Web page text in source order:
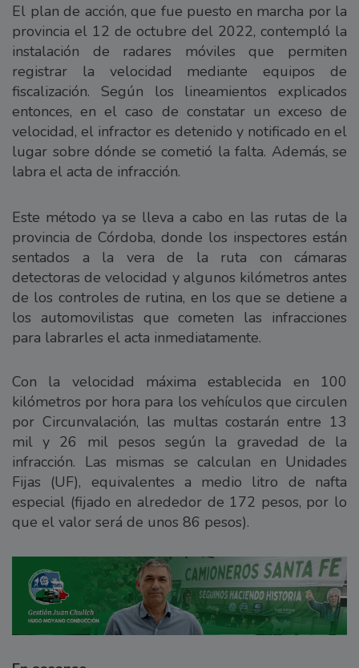
El plan de acción, que fue puesto en marcha por la
provincia el 12 de octubre del 2022, contempló la
instalación de radares móviles que permiten
registrar la velocidad mediante equipos de
fiscalización. Según los lineamientos explicados
entonces, en el caso de constatar un exceso de
velocidad, el infractor es detenido y notificado en el
lugar sobre dónde se cometió la falta. Además, se
labra el acta de infracción.
Este método ya se lleva a cabo en las rutas de la
provincia de Córdoba, donde los inspectores están
sentados a la vera de la ruta con cámaras
detectoras de velocidad y algunos kilómetros antes
de los controles de rutina, en los que se detiene a
los automovilistas que cometen las infracciones
para labrarles el acta inmediatamente.
Con la velocidad máxima establecida en 100
kilómetros por hora para los vehículos que circulen
por Circunvalación, las multas costarán entre 13
mil y 26 mil pesos según la gravedad de la
infracción. Las mismas se calculan en Unidades
Fijas (UF), equivalentes a medio litro de nafta
especial (fijado en alrededor de 172 pesos, por lo
que el valor será de unos 86 pesos).